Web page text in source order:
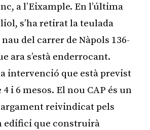
a l’Eixample. En l’última
s’ha retirat la teulada
nau del carrer de Nàpols 136-
ara s’està enderrocant.
intervenció que està previst
i 6 mesos. El nou CAP és un
reivindicat pels
edifici que construirà